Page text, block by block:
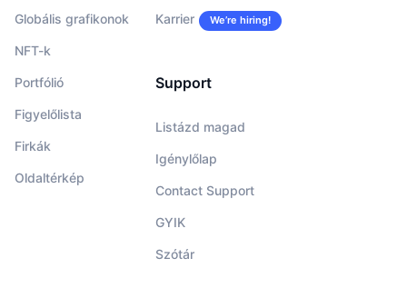
Globális grafikonok
NFT-k
Portfólió
Figyelőlista
Firkák
Oldaltérkép
Karrier We’re hiring!
Support
Listázd magad
Igénylőlap
Contact Support
GYIK
Szótár